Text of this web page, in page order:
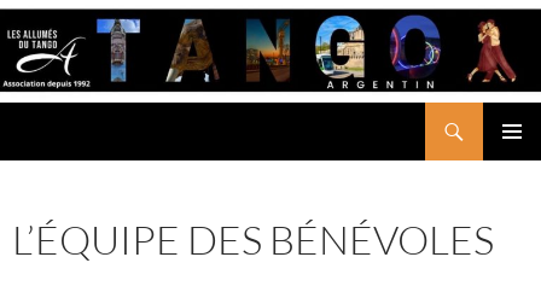
Aller
au
contenu
L’ÉQUIPE DES BÉNÉVOLES